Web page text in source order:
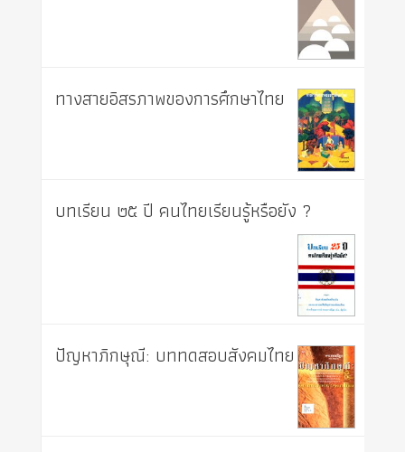
ทางสายอิสรภาพของการศึกษาไทย
บทเรียน ๒๕ ปี คนไทยเรียนรู้หรือยัง ?
ปัญหาภิกษุณี: บททดสอบสังคมไทย